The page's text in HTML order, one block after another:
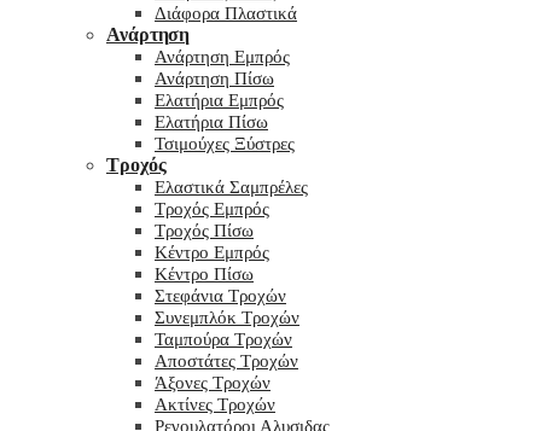
Διάφορα Πλαστικά
Ανάρτηση
Ανάρτηση Εμπρός
Ανάρτηση Πίσω
Ελατήρια Εμπρός
Ελατήρια Πίσω
Τσιμούχες Ξύστρες
Τροχός
Ελαστικά Σαμπρέλες
Τροχός Εμπρός
Τροχός Πίσω
Κέντρο Εμπρός
Κέντρο Πίσω
Στεφάνια Τροχών
Συνεμπλόκ Τροχών
Ταμπούρα Τροχών
Αποστάτες Τροχών
Άξονες Τροχών
Ακτίνες Τροχών
Ρεγουλατόροι Αλυσιδας